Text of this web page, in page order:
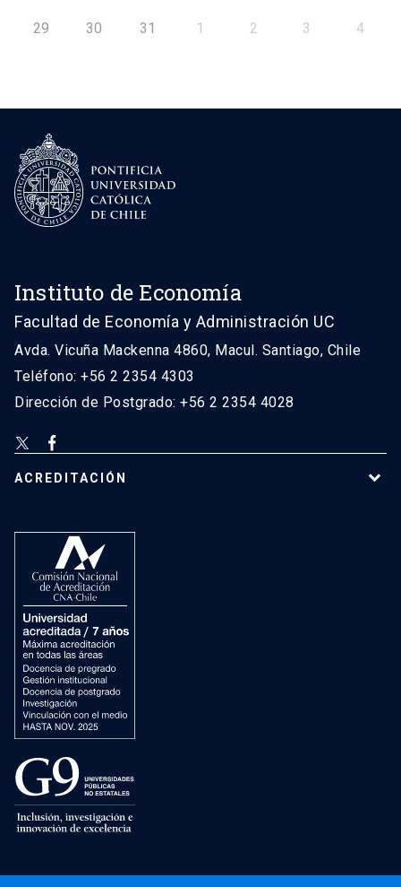
29 30 31 1 2 3 4
Instituto de Economía
Facultad de Economía y Administración UC
Avda. Vicuña Mackenna 4860, Macul. Santiago, Chile
Teléfono: +56 2 2354 4303
Dirección de Postgrado: +56 2 2354 4028
ACREDITACIÓN